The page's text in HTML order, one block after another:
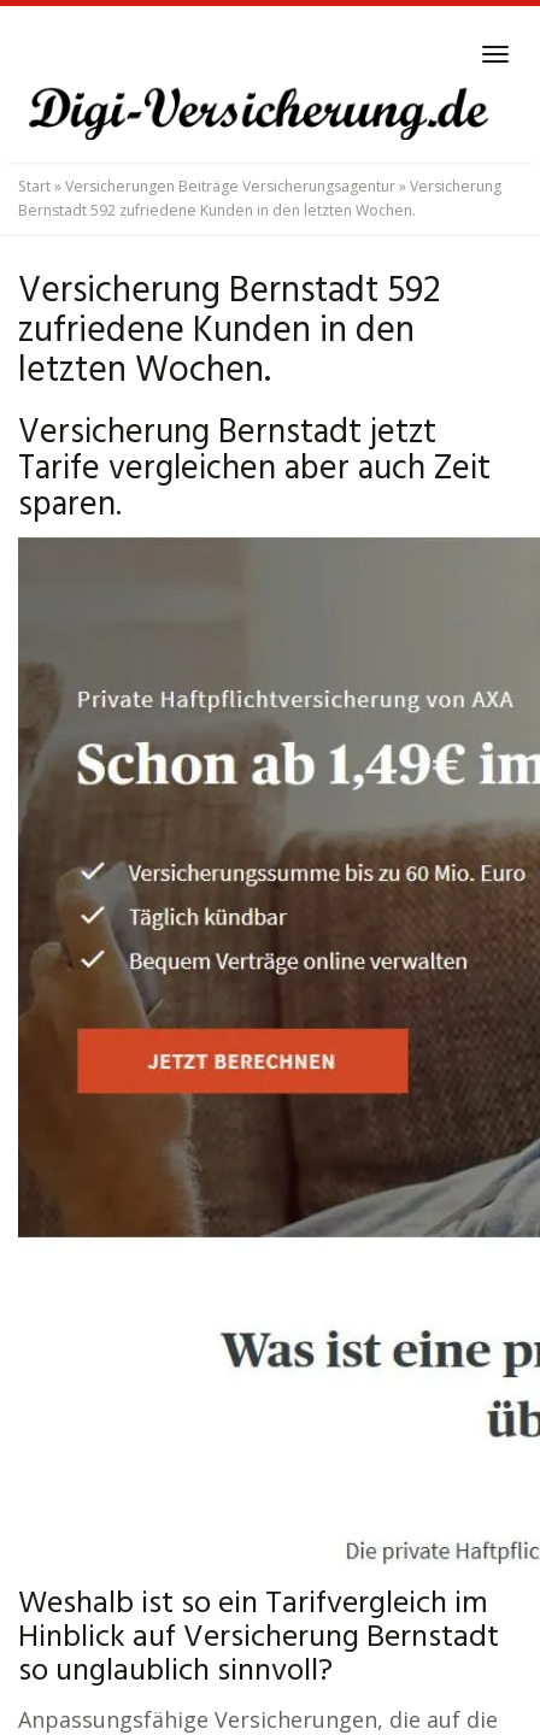
main
content
Start»Versicherungen Beiträge Versicherungsagentur»Versicherung
Bernstadt 592 zufriedene Kunden in den letzten Wochen.
Versicherung Bernstadt 592
zufriedene Kunden in den
letzten Wochen.
Versicherung Bernstadt jetzt
Tarife vergleichen aber auch Zeit
sparen.
Weshalb ist so ein Tarifvergleich im
Hinblick auf Versicherung Bernstadt
so unglaublich sinnvoll?
Anpassungsfähige Versicherungen, die auf die